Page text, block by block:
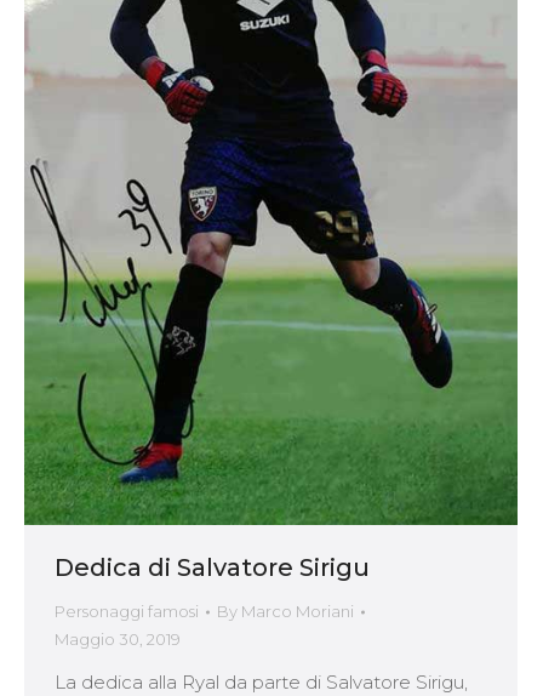
Dedica di Salvatore Sirigu
Personaggi famosi By Marco Moriani
Maggio 30, 2019
La dedica alla Ryal da parte di Salvatore Sirigu,